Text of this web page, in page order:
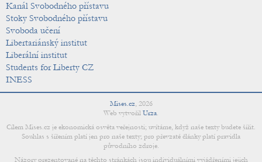
Kanál Svobodného přístavu
Stoky Svobodného přístavu
Svoboda učení
Libertariánský institut
Liberální institut
Students for Liberty CZ
INESS
Mises.cz, 2026
Web vytvořil Urza.
Cílem Mises.cz je ekonomická osvěta veřejnosti; uvítáme, když naše texty budete šířit.
Souhlas s šířením platí jen pro naše texty; pro převzaté články platí pravidla
původního zdroje.
Názory prezentované na těchto stránkách jsou individuálními vyjádřeními jejich